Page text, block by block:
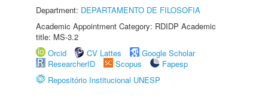
Department: DEPARTAMENTO DE FILOSOFIA
Academic Appointment Category: RDIDP Academic
title: MS-3.2
Orcid
CV Lattes
Google Scholar
ResearcherID
Scopus
Fapesp
Repositório Institucional UNESP